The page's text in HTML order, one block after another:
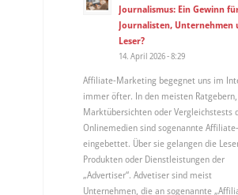
Journalismus: Ein Gewinn
Journalisten, Unternehmen
Leser?
14. April 2026 - 8:29
Affiliate-Marketing begegnet uns im
immer öfter. In den meisten Ratgebern,
Marktübersichten oder Vergleichstests
Onlinemedien sind sogenannte
eingebettet. Über sie gelangen die
Produkten oder Dienstleistungen der
„Advertiser“. Advetiser sind meist
Unternehmen, die an sogenannte